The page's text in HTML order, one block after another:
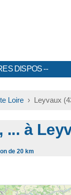
DISPOS
Loire › Leyvaux
... à
de 20 km